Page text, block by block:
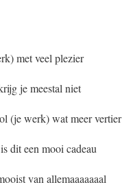
met veel plezier
je meestal niet
(je werk) wat meer vertier
dit een mooi cadeau
van allemaaaaaaal